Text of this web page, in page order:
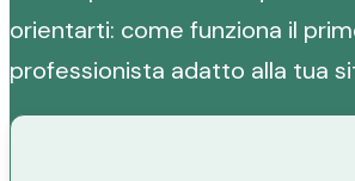
orientarti: come funziona il
professionista adatto alla tua